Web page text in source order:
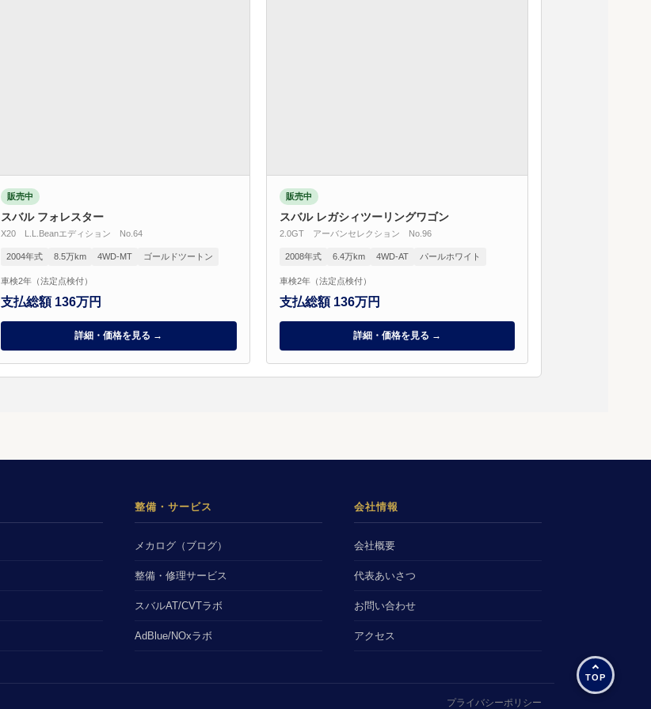
販売中
スバル フォレスター
X20 L.L.Beanエディション No.64
2004年式 8.5万km 4WD-MT ゴールドツートン
車検2年（法定点検付）
支払総額 136万円
詳細・価格を見る →
販売中
スバル レガシィツーリングワゴン
2.0GT アーバンセレクション No.96
2008年式 6.4万km 4WD-AT パールホワイト
車検2年（法定点検付）
支払総額 136万円
詳細・価格を見る →
整備・サービス
メカログ（ブログ）
整備・修理サービス
スバルAT/CVTラボ
AdBlue/NOxラボ
会社情報
会社概要
代表あいさつ
お問い合わせ
アクセス
プライバシーポリシー